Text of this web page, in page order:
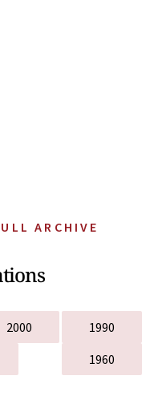
ARCHIVE
2000
1990
1960